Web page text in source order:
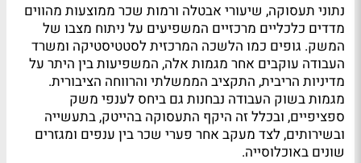
נתוני תעסוקה, שיעורי אבטלה ורמות שכר ממוצעות מהווים
מדדים כלכליים מרכזיים המשפיעים על ניתוח מצבו של
המשק. גופים כמו הלשכה המרכזית לסטטיסטיקה ומשרד
העבודה עוקבים אחר מגמות אלה, המשפיעות בין היתר על
מדיניות הריבית, התקציב הממשלתי והרווחה הציבורית.
מגמות בשוק העבודה נבחנות גם ביחס לענפי משק
ספציפיים, ובכלל זה היקף התעסוקה בהייטק, בתעשייה
ובשירותים, לצד מעקב אחר פערי שכר בין ענפים ומגזרים
שונים באוכלוסייה.